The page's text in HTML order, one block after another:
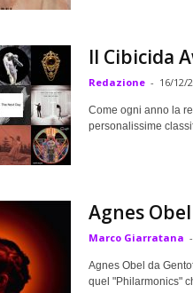
Il Cibicida
Redazione - 16/12/
Come ogni anno la
personalissime
Agnes
Marco Giarratana -
Agnes Obel da
quel "Philarmonics"